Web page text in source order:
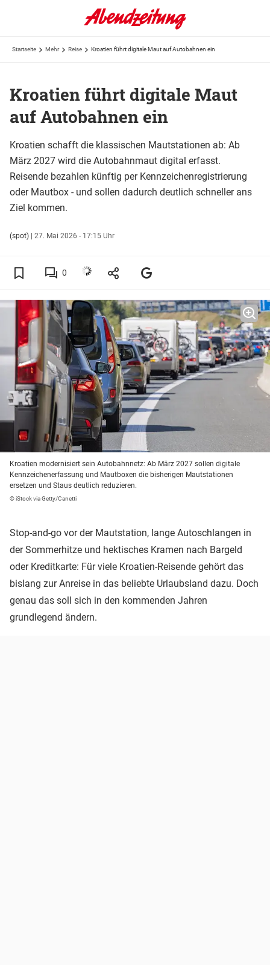
Startseite Mehr Reise Kroatien führt digitale Maut auf Autobahnen ein
Kroatien führt digitale Maut
auf Autobahnen ein
Kroatien schafft die klassischen Mautstationen ab: Ab
März 2027 wird die Autobahnmaut digital erfasst.
Reisende bezahlen künftig per Kennzeichenregistrierung
oder Mautbox - und sollen dadurch deutlich schneller ans
Ziel kommen.
(spot) | 27. Mai 2026 - 17:15 Uhr
0
Kroatien modernisiert sein Autobahnnetz: Ab März 2027 sollen digitale
Kennzeichenerfassung und Mautboxen die bisherigen Mautstationen
ersetzen und Staus deutlich reduzieren.
© iStock via Getty/Canetti
Stop-and-go vor der Mautstation, lange Autoschlangen in
der Sommerhitze und hektisches Kramen nach Bargeld
oder Kreditkarte: Für viele Kroatien-Reisende gehört das
bislang zur Anreise in das beliebte Urlaubsland dazu. Doch
genau das soll sich in den kommenden Jahren
grundlegend ändern.